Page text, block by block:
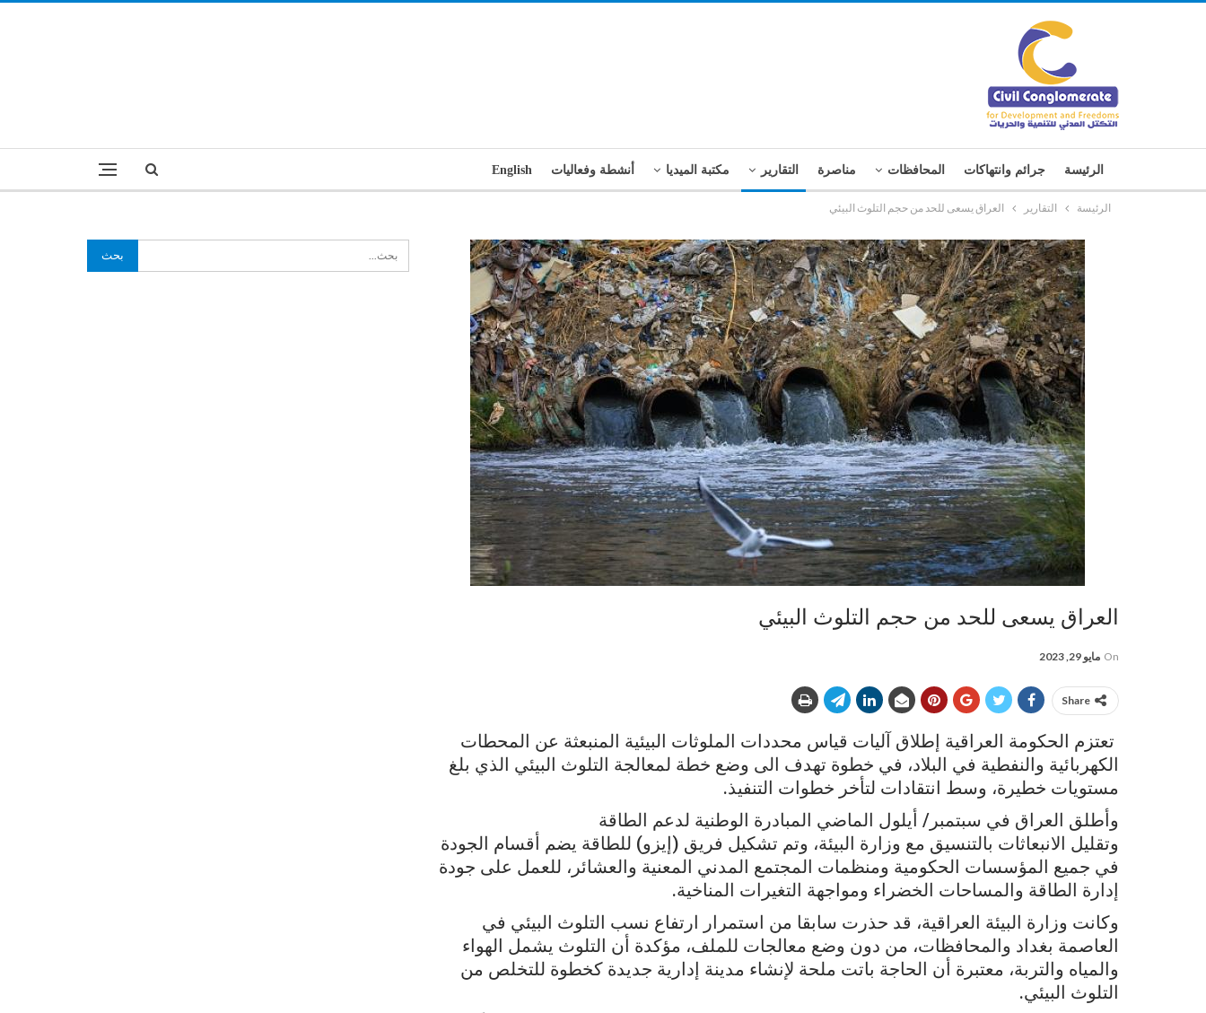
الرئيسة جرائم وانتهاكات المحافظات مناصرة التقارير مكتبة الميديا أنشطة وفعاليات English
الرئيسة التقارير العراق يسعى للحد من حجم التلوث البيئي
العراق يسعى للحد من حجم التلوث البيئي
On مايو 29, 2023
Share
تعتزم الحكومة العراقية إطلاق آليات قياس محددات الملوثات البيئية المنبعثة عن المحطات
الكهربائية والنفطية في البلاد، في خطوة تهدف الى وضع خطة لمعالجة التلوث البيئي الذي بلغ
مستويات خطيرة، وسط انتقادات لتأخر خطوات التنفيذ.
وأطلق العراق في سبتمبر/ أيلول الماضي المبادرة الوطنية لدعم الطاقة
وتقليل الانبعاثات بالتنسيق مع وزارة البيئة، وتم تشكيل فريق (إيزو) للطاقة يضم أقسام الجودة
في جميع المؤسسات الحكومية ومنظمات المجتمع المدني المعنية والعشائر، للعمل على جودة
إدارة الطاقة والمساحات الخضراء ومواجهة التغيرات المناخية.
وكانت وزارة البيئة العراقية، قد حذرت سابقا من استمرار ارتفاع نسب التلوث البيئي في
العاصمة بغداد والمحافظات، من دون وضع معالجات للملف، مؤكدة أن التلوث يشمل الهواء
والمياه والتربة، معتبرة أن الحاجة باتت ملحة لإنشاء مدينة إدارية جديدة كخطوة للتخلص من
التلوث البيئي.